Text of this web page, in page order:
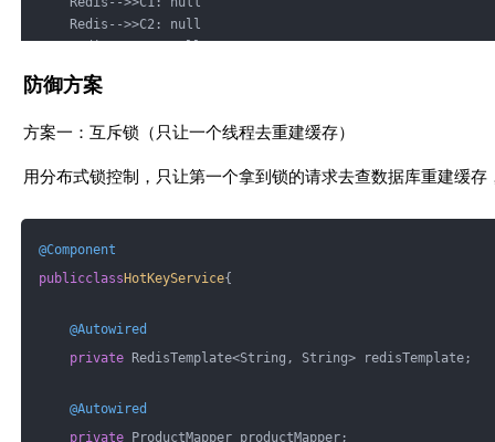
Redis-->>C2: null
Redis-->>C3: null
C1->>DB: SELECT * FROM product WHERE id=1001
C3->>DB: SELECT * FROM product WHERE id=1001
Note over DB: N 个并发查询同一行<br/>数据库压力飙升
DB-->>C1: product data
DB-->>C2: product data
C2->>Redis: SET product:1001 ...（重复写）
C3->>Redis: SET product:1001 ...（重复写）
防御方案
方案一：互斥锁（只让一个线程去重建缓存）
用分布式锁控制，只让第一个拿到锁的请求去查数据库重建缓存
@Component
publicclassHotKeyService{
@Autowired
private RedisTemplate<String, String> redisTemplate;
@Autowired
private ProductMapper productMapper;